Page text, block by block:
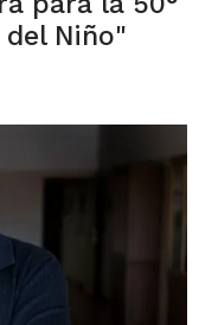
Niño"